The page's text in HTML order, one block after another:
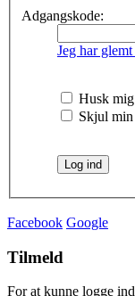
Adgangskode:
Jeg har
Husk mig
Skjul min
Facebook Google
Tilmeld
For at kunne logge